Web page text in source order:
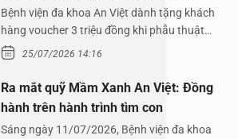
Nguyễn Thị Hoài An
Bệnh viện đa khoa An Việt dành tặng khách
hàng voucher 3 triệu đồng khi phẫu thuật
xoang cùng PGS.…
25/07/2026 14:16
Ra mắt quỹ Mầm Xanh An Việt: Đồng
hành trên hành trình tìm con
Sáng ngày 11/07/2026, Bệnh viện đa khoa